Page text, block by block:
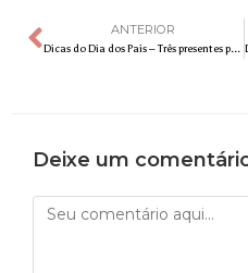
ANTERIOR
Dicas do Dia dos Pais – Três presentes para pais que adoram gastronomia
Deixe um